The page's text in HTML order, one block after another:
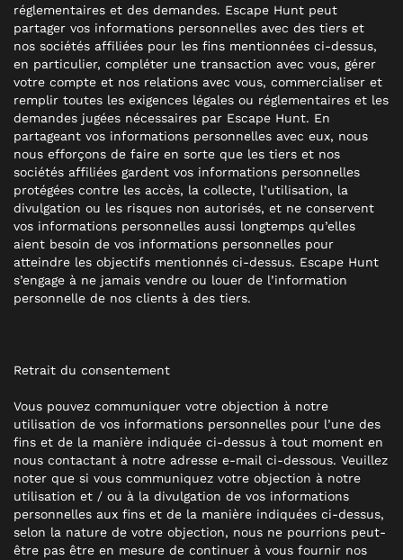
réglementaires et des demandes. Escape Hunt peut
partager vos informations personnelles avec des tiers et
nos sociétés affiliées pour les fins mentionnées ci-dessus,
en particulier, compléter une transaction avec vous, gérer
votre compte et nos relations avec vous, commercialiser et
remplir toutes les exigences légales ou réglementaires et les
demandes jugées nécessaires par Escape Hunt. En
partageant vos informations personnelles avec eux, nous
nous efforçons de faire en sorte que les tiers et nos
sociétés affiliées gardent vos informations personnelles
protégées contre les accès, la collecte, l’utilisation, la
divulgation ou les risques non autorisés, et ne conservent
vos informations personnelles aussi longtemps qu’elles
aient besoin de vos informations personnelles pour
atteindre les objectifs mentionnés ci-dessus. Escape Hunt
s’engage à ne jamais vendre ou louer de l’information
personnelle de nos clients à des tiers.
Retrait du consentement
Vous pouvez communiquer votre objection à notre
utilisation de vos informations personnelles pour l’une des
fins et de la manière indiquée ci-dessus à tout moment en
nous contactant à notre adresse e-mail ci-dessous. Veuillez
noter que si vous communiquez votre objection à notre
utilisation et / ou à la divulgation de vos informations
personnelles aux fins et de la manière indiquées ci-dessus,
selon la nature de votre objection, nous ne pourrions peut-
être pas être en mesure de continuer à vous fournir nos